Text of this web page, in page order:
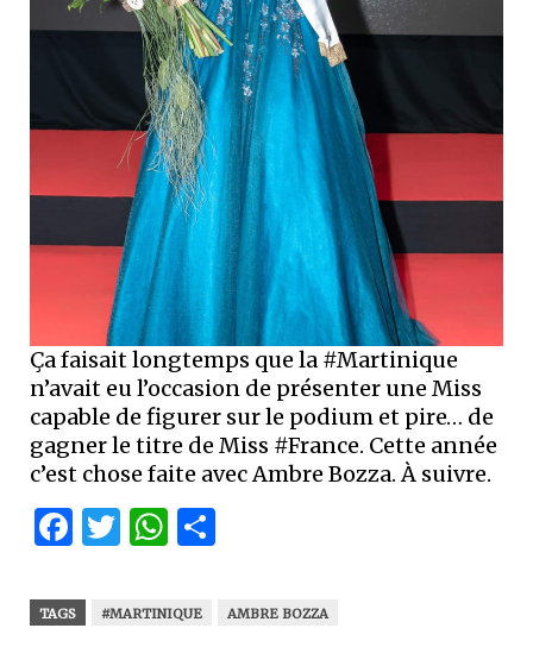
Ça faisait longtemps que la #Martinique
n’avait eu l’occasion de présenter une Miss
capable de figurer sur le podium et pire… de
gagner le titre de Miss #France. Cette année
c’est chose faite avec Ambre Bozza. À suivre.
Facebook
Twitter
WhatsApp
TAGS #MARTINIQUE AMBRE BOZZA